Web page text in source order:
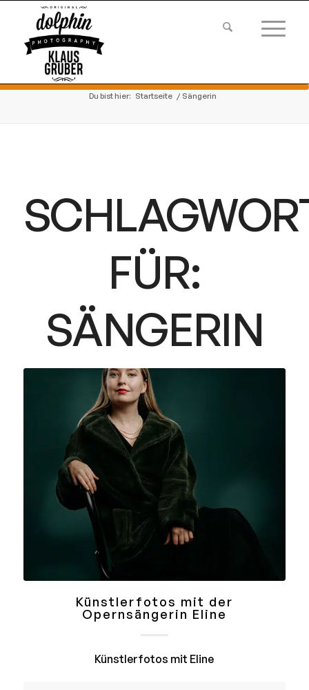
Du bist hier: Startseite / Sängerin
FÜR:
SÄNGERIN
Künstlerfotos mit der
Opernsängerin Eline
Künstlerfotos mit Eline